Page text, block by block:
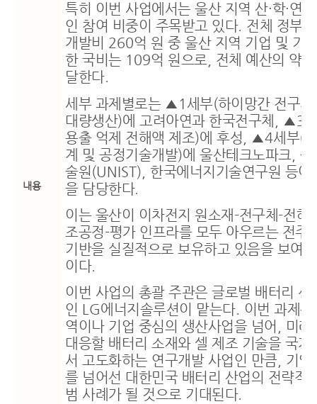
내용
특히 이번 사업에서는 울산 지역 산·학·연
인 참여 비중이 주목받고 있다. 전체 정부
개발비 260억 원 중 울산 지역 기업 및 기
한 국비는 109억 원으로, 전체 예산의 약
달한다.
세부 과제별로는 ▲ 1 세부(하이망간 전구
대량생산)에 고려아연과 한국전구체 ▲3
용출 억제 전해액 제조)에 후성 ▲4세부(
계 및 공정기술개발)에 울산테크노파크, 울
술원(UNIST), 한국에너지기술연구원 등이
을 담당한다.
이는 울산이 이차전지 원소재-전구체 -전해
조공정-평가 인프라를 모두 아우르는 전주
기반을 실질적으로 보유하고 있음을 보여
이다.
이번 사업의 총괄 주관은 글로벌 배터리 선
인 LG에너지솔루션이 맡는다. 이번 과제
역이나 기업 중심의 생산사업을 넘어
미래
대응할 배터리 소재와 셀 제조 기술을 국가
서 고도화하는 연구개발 사업인 만큼, 기업
를 넘어선 대한민국 배터리 산업의 전략적
범 사례가 될 것으로 기대된다.